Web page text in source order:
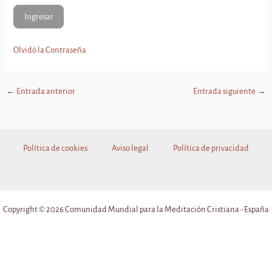
Olvidó la Contraseña
← Entrada anterior Entrada siguiente →
Política de cookies Aviso legal Política de privacidad
Copyright © 2026 Comunidad Mundial para la Meditación Cristiana - España